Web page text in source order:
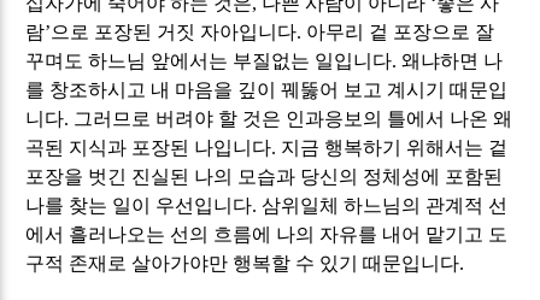
람’으로 포장된 거짓 자아입니다. 아무리 겉 포장으로 잘
꾸며도 하느님 앞에서는 부질없는 일입니다.왜냐하면 나
를 창조하시고 내 마음을 깊이 꿰뚫어 보고 계시기 때문입
니다. 그러므로 버려야 할 것은 인과응보의 틀에서 나온 왜
곡된 지식과 포장된 나입니다. 지금 행복하기 위해서는 겉
포장을 벗긴 진실된 나의 모습과 당신의 정체성에 포함된
나를 찾는 일이 우선입니다.삼위일체 하느님의 관계적 선
에서 흘러나오는 선의 흐름에 나의 자유를 내어 맡기고 도
구적 존재로 살아가야만 행복할 수 있기 때문입니다.